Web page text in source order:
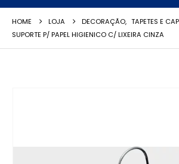
HOME LOJA DECORAÇÃO, TAPETES E
SUPORTE P/ PAPEL HIGIENICO C/ LIXEIRA CINZA